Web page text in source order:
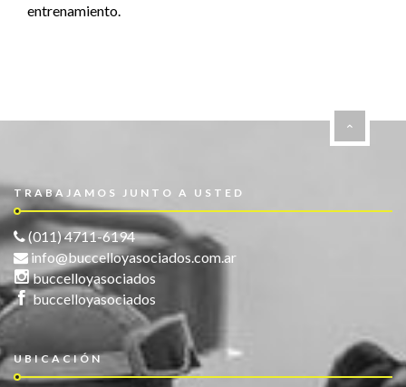
entrenamiento.
TRABAJAMOS JUNTO A USTED
(011) 4711-6194
info@buccelloyasociados.com.ar
buccelloyasociados
buccelloyasociados
UBICACIÓN